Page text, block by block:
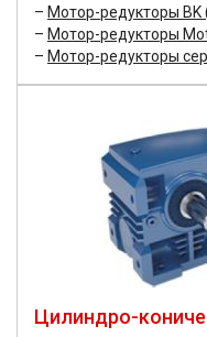
Мотор-редукторы BK
Мотор-редукторы
Мотор-редукторы
Цилиндро-